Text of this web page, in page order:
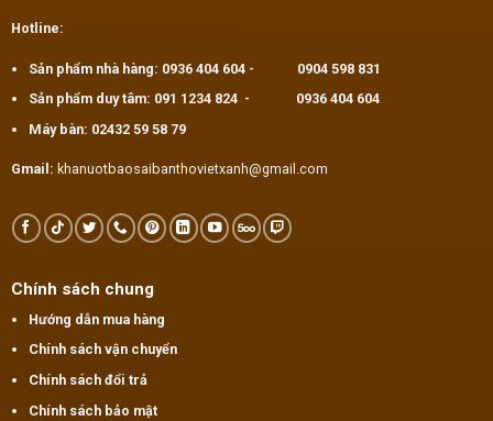
Hotline:
Sản phẩm nhà hàng: 0936 404 604- 0904 598 831
Sản phẩm duy tâm: 091 1234 824 -
0936 404 604
Máy bàn: 02432 59 58 79
Gmail: khanuotbaosaibanthovietxanh@gmail.com
Chính sách chung
Hướng dẫn mua hàng
Chính sách vận chuyển
Chính sách đổi trả
Chính sách bảo mật